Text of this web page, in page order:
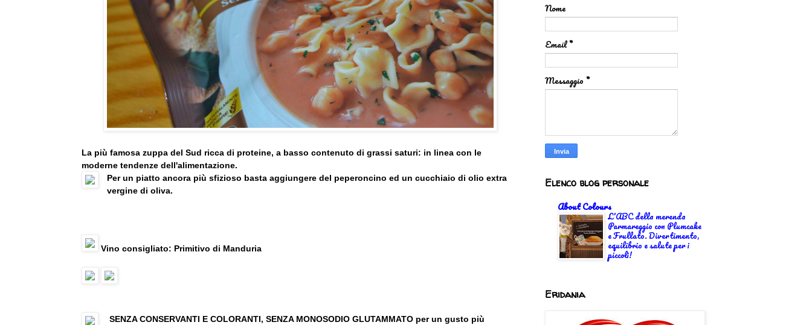
La più famosa zuppa del Sud ricca di proteine, a basso contenuto di grassi saturi: in linea con le
moderne tendenze dell'alimentazione.
Per un piatto ancora più sfizioso basta aggiungere del peperoncino ed un cucchiaio di olio extra
vergine di oliva.
Vino consigliato: Primitivo di Manduria
SENZA CONSERVANTI E COLORANTI, SENZA MONOSODIO GLUTAMMATO per un gusto più
Nome
Email*
Messaggio *
Elenco blog personale
About Colours
L'ABC della merenda
Parmareggio con Plumcake
e Frullato. Divertimento,
equilibrio e salute per i
piccoli!
Eridania